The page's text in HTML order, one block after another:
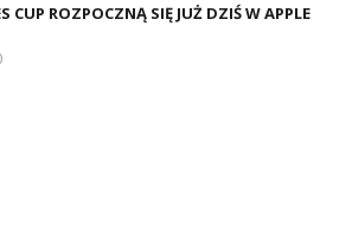
CUP ROZPOCZNĄ SIĘ JUŻ DZIŚ W APPLE